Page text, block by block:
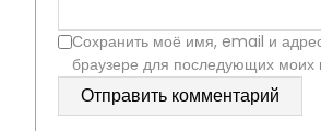
Сохранить моё имя, email и
браузере для последующих моих